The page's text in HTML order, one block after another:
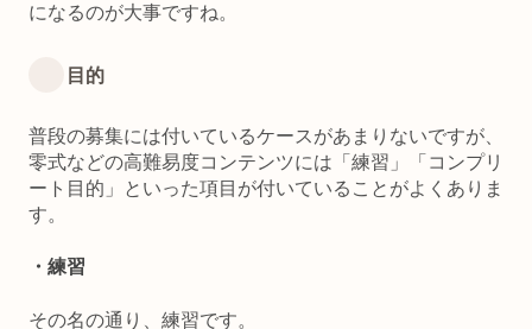
になるのが大事ですね。
目的
普段の募集には付いているケースがあまりないですが、
零式などの高難易度コンテンツには「練習」「コンプリ
ート目的」といった項目が付いていることがよくありま
す。
・練習
その名の通り、練習です。